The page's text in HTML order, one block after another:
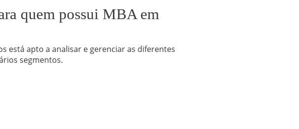
quem possui MBA em
está apto a analisar e gerenciar as diferentes
segmentos.